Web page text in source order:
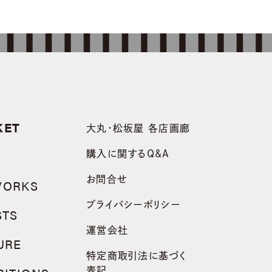
大丸・松坂屋 各店画廊
購入に関するQ&A
お問合せ
プライバシーポリシー
運営会社
特定商取引法に基づく